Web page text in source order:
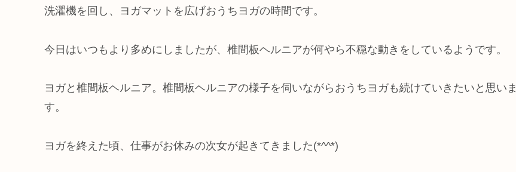
洗濯機を回し、ヨガマットを広げおうちヨガの時間です。
今日はいつもより多めにしましたが、椎間板ヘルニアが何やら不穏な動きをしているようです。
ヨガと椎間板ヘルニア。椎間板ヘルニアの様子を伺いながらおうちヨガも続けていきたいと思いま
す。
ヨガを終えた頃、仕事がお休みの次女が起きてきました(*^^*)